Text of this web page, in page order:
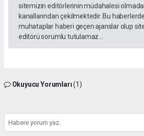
sitemizin editörlerinin müdahalesi
kanallarından çekilmektedir. Bu
muhataplar haberi geçen ajanslar olup
editörü sorumlu tutulamaz...
Okuyucu Yorumları(1)